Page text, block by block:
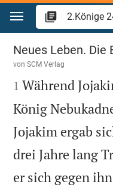
Zum Inhalt springen
2.Könige 24
Neues Leben. Die
vonSCM Verlag

1 Während
König
Jojakim ergab
drei Jahre lang
er sich gegen